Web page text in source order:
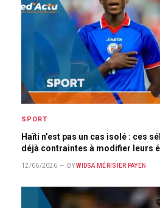
SPORT
Haïti n’est pas un cas isolé : ces
déjà contraintes à modifier leurs
12/06/2026 BY WIDSA MÉRISIER PAYEN